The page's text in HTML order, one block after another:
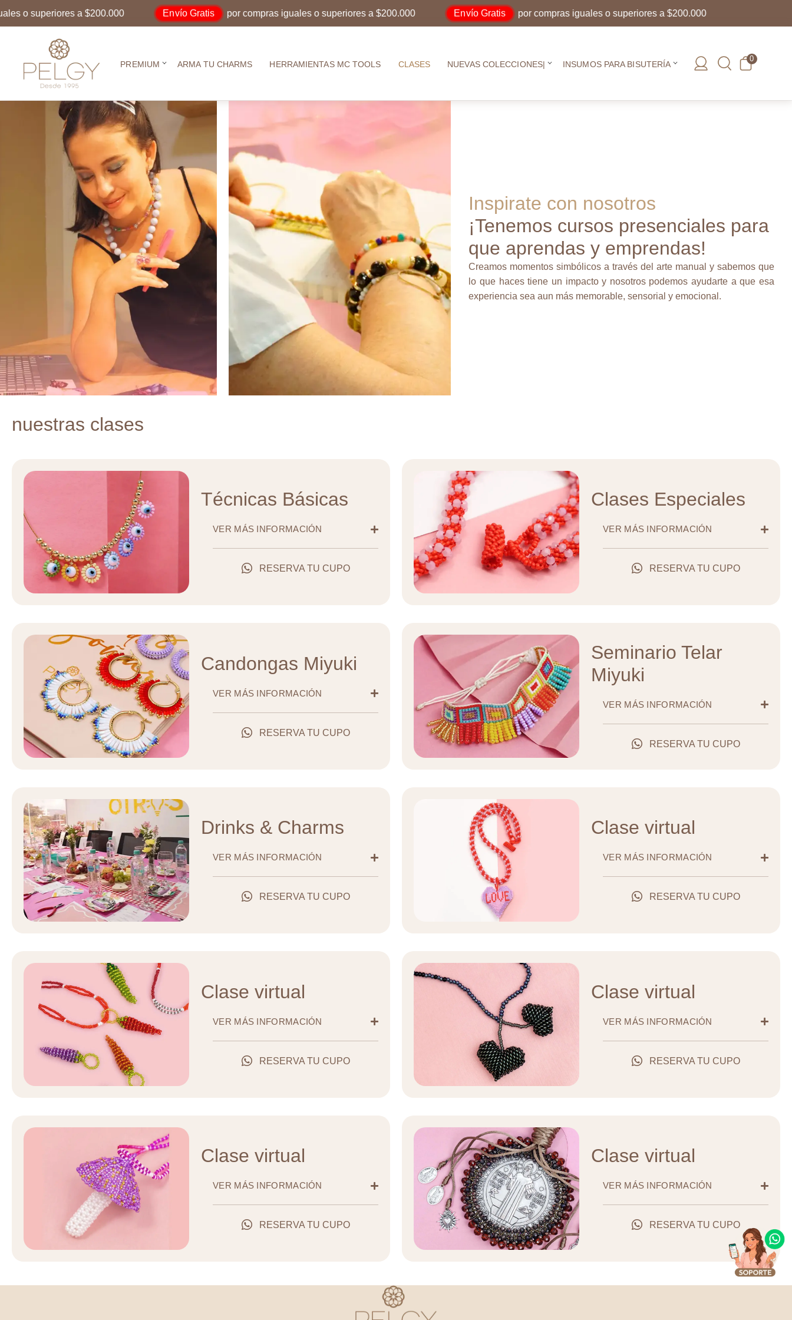
a $200.000 Envío Gratis por compras iguales o superiores a $200.000 Envío Gratis por compras iguales o superiores a $200.000
PREMIUM ARMA TU CHARMS HERRAMIENTAS MC TOOLS CLASES NUEVAS COLECCIONES| INSUMOS PARA BISUTERÍA
0
Inspirate con nosotros
¡Tenemos cursos presenciales para
que aprendas y emprendas!
Creamos momentos simbólicos a través del arte manual y sabemos que
lo que haces tiene un impacto y nosotros podemos ayudarte a que esa
experiencia sea aun más memorable, sensorial y emocional.
nuestras clases
Técnicas Básicas
VER MÁS INFORMACIÓN
RESERVA TU CUPO
Clases Especiales
VER MÁS INFORMACIÓN
RESERVA TU CUPO
Candongas Miyuki
VER MÁS INFORMACIÓN
RESERVA TU CUPO
Seminario Telar
Miyuki
VER MÁS INFORMACIÓN
RESERVA TU CUPO
Drinks & Charms
VER MÁS INFORMACIÓN
RESERVA TU CUPO
Clase virtual
VER MÁS INFORMACIÓN
RESERVA TU CUPO
Clase virtual
VER MÁS INFORMACIÓN
RESERVA TU CUPO
Clase virtual
VER MÁS INFORMACIÓN
RESERVA TU CUPO
Clase virtual
VER MÁS INFORMACIÓN
RESERVA TU CUPO
Clase virtual
VER MÁS INFORMACIÓN
RESERVA TU CUPO